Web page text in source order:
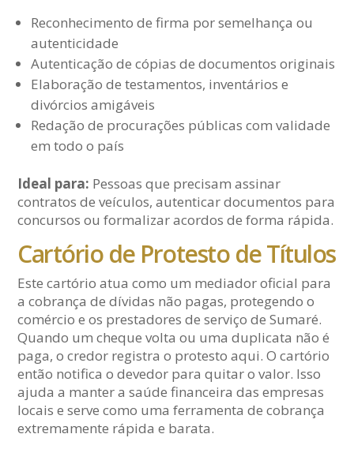
Reconhecimento de firma por semelhança ou
autenticidade
Autenticação de cópias de documentos originais
Elaboração de testamentos, inventários e
divórcios amigáveis
Redação de procurações públicas com validade
em todo o país
Ideal para: Pessoas que precisam assinar
contratos de veículos, autenticar documentos para
concursos ou formalizar acordos de forma rápida.
Cartório de Protesto de Títulos
Este cartório atua como um mediador oficial para
a cobrança de dívidas não pagas, protegendo o
comércio e os prestadores de serviço de Sumaré.
Quando um cheque volta ou uma duplicata não é
paga, o credor registra o protesto aqui. O cartório
então notifica o devedor para quitar o valor. Isso
ajuda a manter a saúde financeira das empresas
locais e serve como uma ferramenta de cobrança
extremamente rápida e barata.